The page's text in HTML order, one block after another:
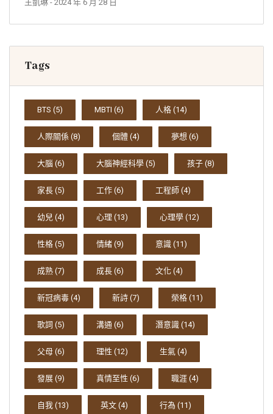
王凱琳 - 2024 年 6 月 28 日
Tags
BTS (5) MBTI (6) 人格 (14)
人際關係 (8) 個體 (4) 夢想 (6)
大腦 (6) 大腦神經科學 (5) 孩子 (8)
家長 (5) 工作 (6) 工程師 (4)
幼兒 (4) 心理 (13) 心理學 (12)
性格 (5) 情緒 (9) 意識 (11)
成熟 (7) 成長 (6) 文化 (4)
新冠病毒 (4) 新詩 (7) 榮格 (11)
歌詞 (5) 溝通 (6) 潛意識 (14)
父母 (6) 理性 (12) 生氣 (4)
發展 (9) 真情至性 (6) 職涯 (4)
自我 (13) 英文 (4) 行為 (11)